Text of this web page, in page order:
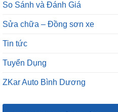
So Sánh và Đánh Giá
Sửa chữa – Đồng sơn xe
Tin tức
Tuyển Dụng
ZKar Auto Bình Dương